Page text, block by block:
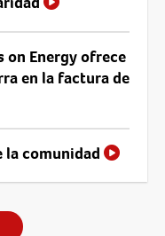
on Energy ofrece
en la factura de
la comunidad